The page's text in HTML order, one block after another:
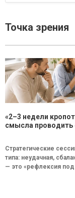
Точка зрения
«2–3 недели
смысла проводить
Стратегические
типа: неудачная,
— это «рефлексия под